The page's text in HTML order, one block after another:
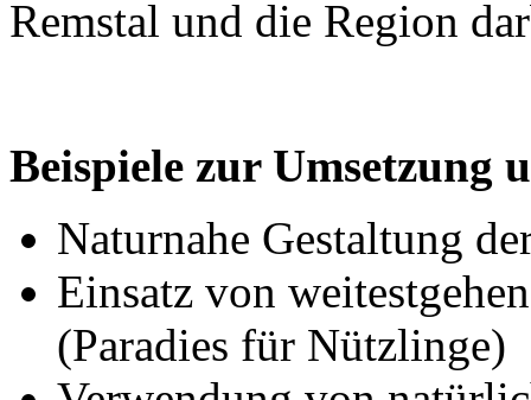
Remstal und die Region
Beispiele zur Umsetzung
Naturnahe Gestaltung
Einsatz von
(Paradies für Nützlinge)